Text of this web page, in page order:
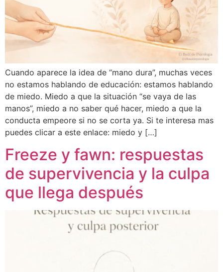
Cuando aparece la idea de “mano dura”, muchas veces
no estamos hablando de educación: estamos hablando
de miedo. Miedo a que la situación “se vaya de las
manos”, miedo a no saber qué hacer, miedo a que la
conducta empeore si no se corta ya. Si te interesa mas
puedes clicar a este enlace: miedo y […]
Freeze y fawn: respuestas
de supervivencia y la culpa
que llega después